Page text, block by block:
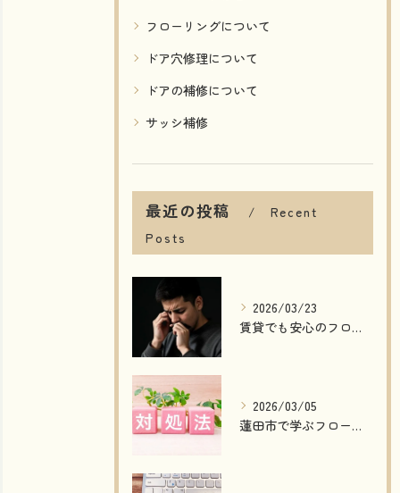
フローリングについて
ドア穴修理について
ドアの補修について
サッシ補修
最近の投稿
Recent
Posts
2026/03/23
賃貸でも安心のフローリング傷補修法
2026/03/05
蓮田市で学ぶフローリング剥がれ原因と修理法